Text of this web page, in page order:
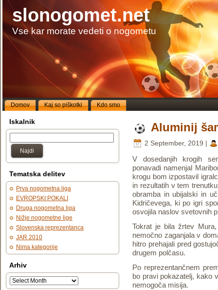
slonogomet.net
Vse kar morate vedeti o nogometu
Domov Kaj so piškotki Kdo smo
Iskalnik
Najdi
Tematska delitev
Prva nogometna liga
EVROPSKI POKALI
Druga nogometna liga
Nižje nogometne lige
Slovenska reprezentanca
JAR 2010
Nima kategorije
Arhiv
Aluminij
2 September, 2019 |
V dosedanjih krogih
ponavadi namenjal
krogu bom izpostavil
in rezultatih v tem
obramba in ubijalski in
Kidričevega, ki po igri
osvojila naslov svetovnih
Tokrat je bila žrtev
nemočno zaganjala v
hitro prehajali pred
drugem polčasu.
Po reprezentančnem
bo pravi pokazatelj, kako
nemogoča misija.